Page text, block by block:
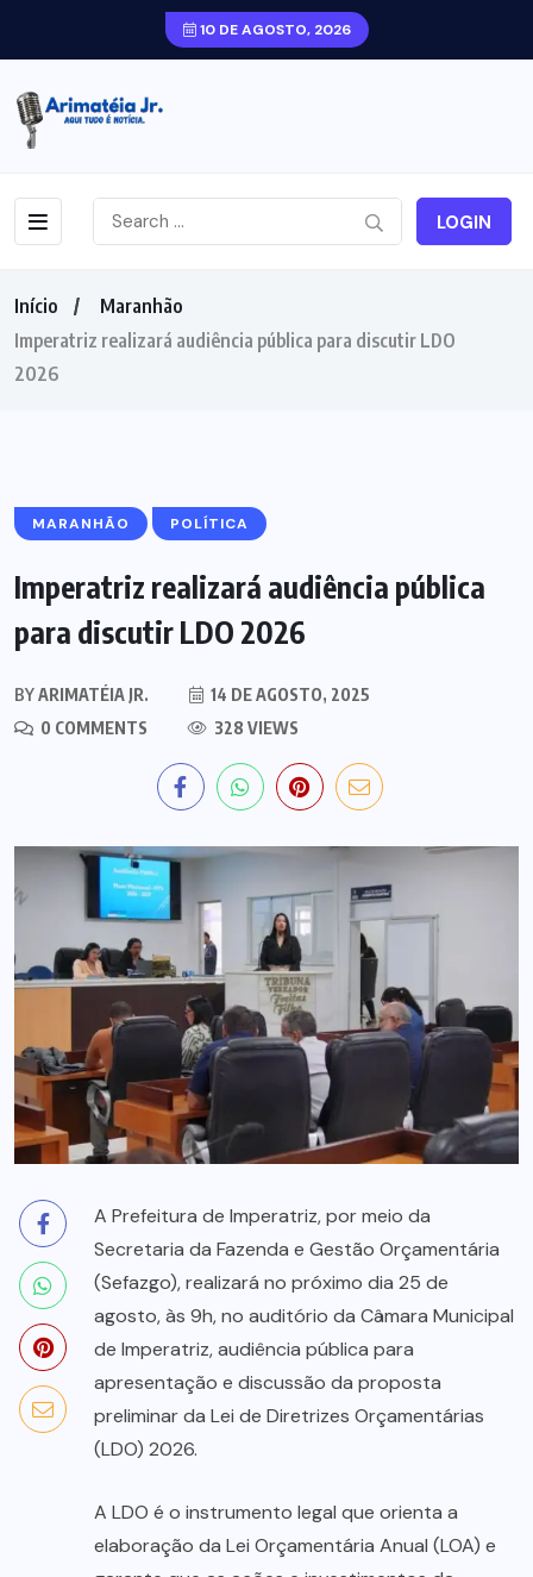
10 DE AGOSTO, 2026
LOGIN
Início
Maranhão
Imperatriz realizará audiência pública para discutir LDO
2026
MARANHÃO POLÍTICA
Imperatriz realizará audiência pública
para discutir LDO 2026
BYARIMATÉIA JR.
14 DE AGOSTO, 2025
0 COMMENTS
328 VIEWS
A Prefeitura de Imperatriz, por meio da
Secretaria da Fazenda e Gestão Orçamentária
(Sefazgo), realizará no próximo dia 25 de
agosto, às 9h, no auditório da Câmara Municipal
de Imperatriz, audiência pública para
apresentação e discussão da proposta
preliminar da Lei de Diretrizes Orçamentárias
(LDO) 2026.
A LDO é o instrumento legal que orienta a
elaboração da Lei Orçamentária Anual (LOA) e